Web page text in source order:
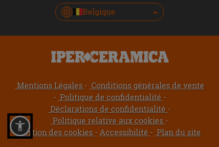
Belgique
Mentions Légales
Conditions générales de vente
Politique de confidentialité
Déclarations de confidentialité
Politique relative aux cookies
Gestion des cookies
Accessibilité Plan du site